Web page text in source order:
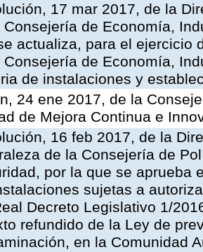
17 mar 2017, de la
Consejería de Economía,
actualiza, para el ejercicio
Consejería de Economía,
de instalaciones y
24 ene 2017, de la
de Mejora Continua e
16 feb 2017, de la
de la Consejería de
por la que se aprueba
sujetas a
Decreto Legislativo 1/
refundido de la Ley de
en la Comunidad